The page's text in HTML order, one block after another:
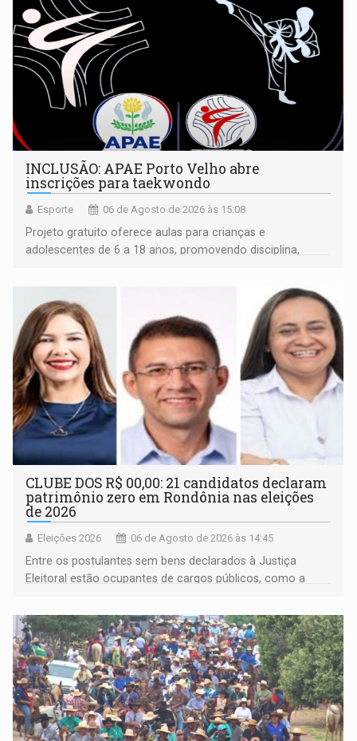
INCLUSÃO: APAE Porto Velho abre
inscrições para taekwondo
Esporte 06 de Agosto de 2026 às 15:08
Projeto gratuito oferece aulas para crianças e
adolescentes de 6 a 18 anos, promovendo disciplina,
CLUBE DOS R$ 00,00: 21 candidatos declaram
patrimônio zero em Rondônia nas eleições
de 2026
Eleições 2026 06 de Agosto de 2026 às 14:45
Entre os postulantes sem bens declarados à Justiça
Eleitoral estão ocupantes de cargos públicos, como a
Pedro Geovar (PP) e a vice-prefeita Magna dos Anjos
(NOVO)